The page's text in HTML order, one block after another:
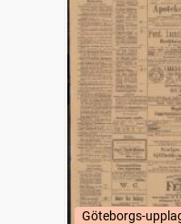
Göteborgs-